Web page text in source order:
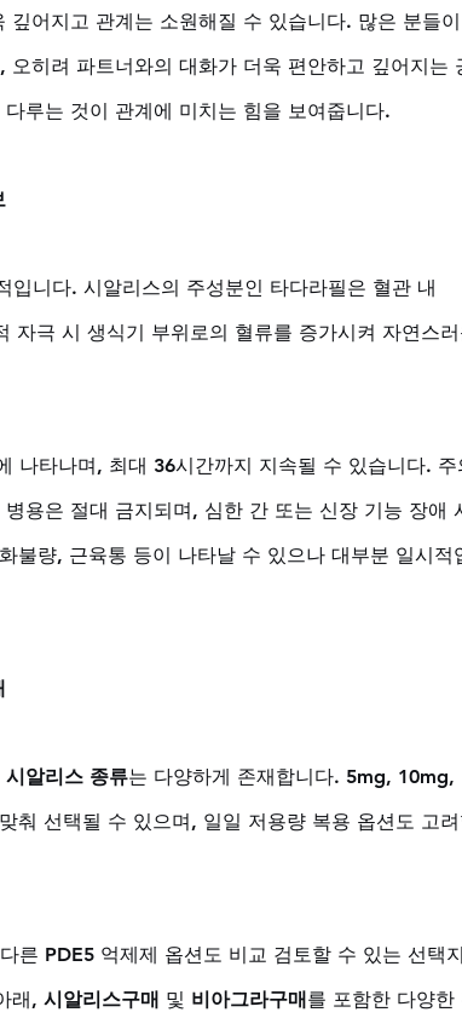
어지고 관계는 소원해질 수 있습니다. 많은 분들
히려 파트너와의 대화가 더욱 편안하고 깊어지는
루는 것이 관계에 미치는 힘을 보여줍니다.
니다. 시알리스의 주성분인 타다라필은 혈관 내
자극 시 생식기 부위로의 혈류를 증가시켜 자연스
나타나며, 최대 36시간까지 지속될 수 있습니다. 주
용은 절대 금지되며, 심한 간 또는 신장 기능 장애
불량, 근육통 등이 나타날 수 있으나 대부분 일시적
시알리스 종류는 다양하게 존재합니다. 5mg, 10mg,
춰 선택될 수 있으며, 일일 저용량 복용 옵션도 고
른 PDE5 억제제 옵션도 비교 검토할 수 있는 선택
래, 시알리스구매 및 비아그라구매를 포함한 다양한